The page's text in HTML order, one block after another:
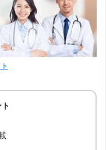
26件
24件